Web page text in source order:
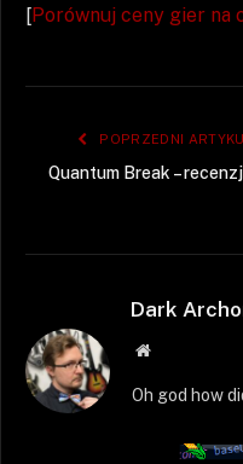
[Porównuj ceny gier na
POPRZEDNI
Quantum Break –
Dark
Strona
Oh god how